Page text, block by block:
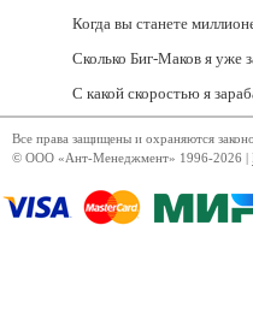
Когда вы станете
Сколько Биг-Маков я уже
С какой скоростью я
Все права защищены и охраняются
© ООО «Ант-Менеджмент» 1996-2026 |